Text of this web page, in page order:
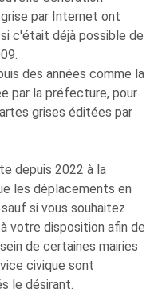
par Internet ont
c'était déjà possible de
des années comme la
par la préfecture, pour
grises éditées par
depuis 2022 à la
les déplacements en
si vous souhaitez
votre disposition afin de
de certaines mairies
civique sont
le désirant.